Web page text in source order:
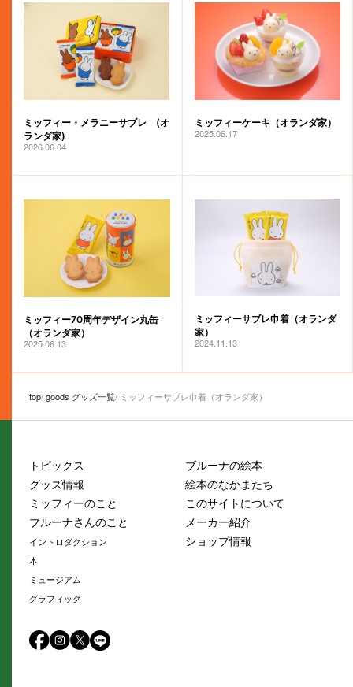
ミッフィー・メラニーサブレ (オ
ランダ家)
2026.06.04
ミッフィーケーキ（オランダ家）
2025.06.17
ミッフィー70周年デザイン丸缶
（オランダ家）
2025.06.13
ミッフィーサブレ巾着（オランダ
家）
2024.11.13
top goods グッズ一覧 ミッフィーサブレ巾着（オランダ家）
トピックス
グッズ情報
ミッフィーのこと
ブルーナさんのこと
イントロダクション
本
ミュージアム
グラフィック
ブルーナの絵本
絵本のなかまたち
このサイトについて
メーカー紹介
ショップ情報